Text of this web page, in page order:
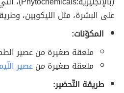
على البشرة، مثل الليكوبين،
المكوّنات:
ملعقة صغيرة من عصير
ملعقة صغيرة منعصير
طريقة التّحضير: